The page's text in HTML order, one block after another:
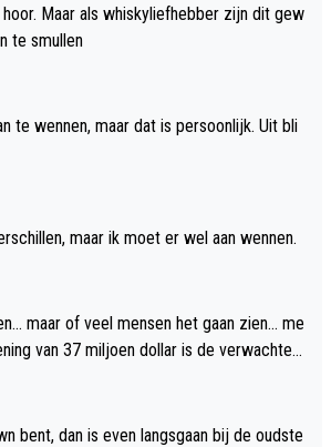
Maar als whiskyliefhebber zijn dit gew
te smullen
te wennen, maar dat is persoonlijk. Uit bli
maar ik moet er wel aan wennen.
maar of veel mensen het gaan zien... me
van 37 miljoen dollar is de verwachte
bent, dan is even langsgaan bij de oudste